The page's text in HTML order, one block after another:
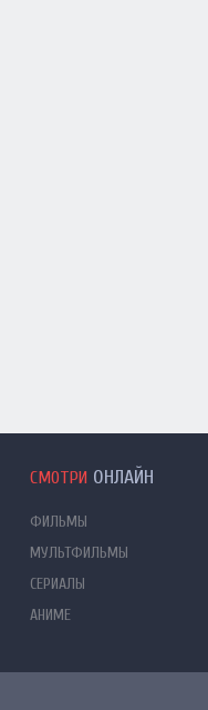
СМОТРИ ОНЛАЙН
ФИЛЬМЫ
МУЛЬТФИЛЬМЫ
СЕРИАЛЫ
АНИМЕ